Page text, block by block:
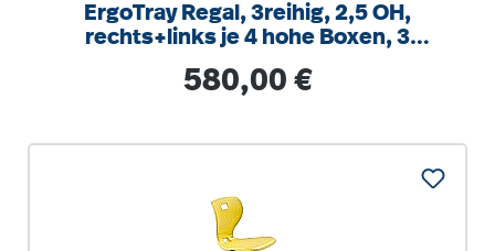
ErgoTray Regal, 3reihig, 2,5 OH,
rechts+links je 4 hohe Boxen, 3
B/H/T104,5x100x40cm
Regulärer Preis:
580,00 €